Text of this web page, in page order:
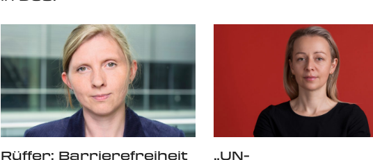
Rüffer: Barrierefreiheit „UN-